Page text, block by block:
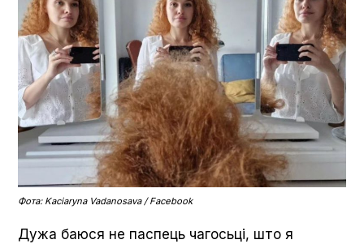
Фота: Kaciaryna Vadanosava / Facebook
Дужа баюся не паспець чагосьці, што я